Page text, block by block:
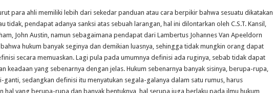
para ahli memiliki lebih dari sekedar panduan atau cara berpikir bahwa sesuatu dikatakan
tidak, pendapat adanya sanksi atas sebuah larangan, hal ini dilontarkan oleh C.S.T. Kansil,
John Austin, namun sebagaimana pendapat dari Lambertus Johannes Van Apeeldorn
hukum banyak seginya dan demikian luasnya, sehingga tidak mungkin orang dapat
secara memuaskan. Lagi pula pada umumnya definisi ada ruginya, sebab tidak dapat
keadaan yang sebenarnya dengan jelas. Hukum sebenarnya banyak sisinya, berupa-rupa,
ganti, sedangkan definisi itu menyatukan segala-galanya dalam satu rumus, harus
hal yang berupa-rupa dan banyak bentuknya, hal serupa juga berlaku pada ilmu hukum